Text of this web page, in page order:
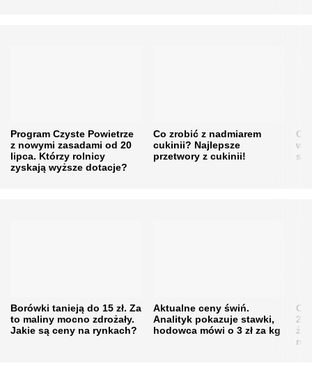
Program Czyste Powietrze
z nowymi zasadami od 20
lipca. Którzy rolnicy
zyskają wyższe dotacje?
Co zrobić z nadmiarem
cukinii? Najlepsze
przetwory z cukinii!
w
Borówki tanieją do 15 zł. Za
to maliny mocno zdrożały.
Jakie są ceny na rynkach?
Aktualne ceny świń.
Analityk pokazuje stawki,
hodowca mówi o 3 zł za kg